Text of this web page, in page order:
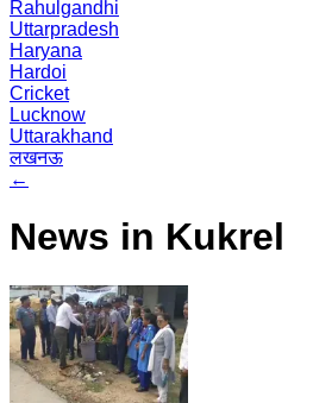
Rahulgandhi
Uttarpradesh
Haryana
Hardoi
Cricket
Lucknow
Uttarakhand
लखनऊ
←
News in Kukrel